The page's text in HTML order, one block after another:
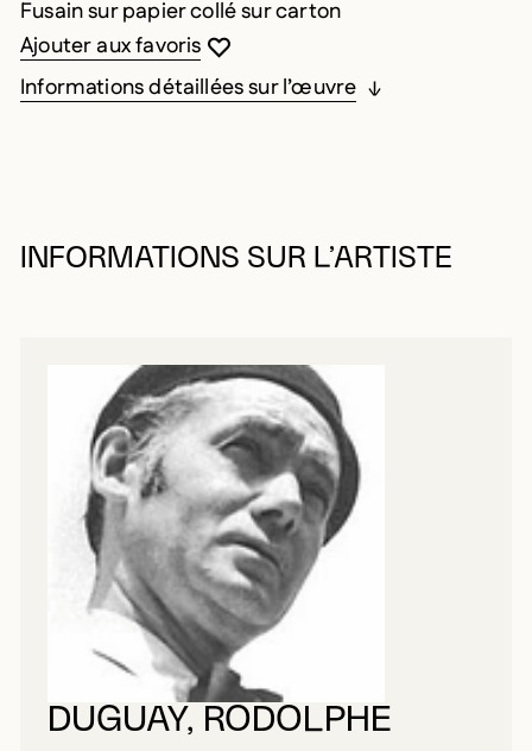
Fusain sur papier collé sur carton
Vous devez être connecté pour ajouter
Fermer la modale
Ouvrir la modale
Ajouter aux favoris
Informations détaillées sur l’œuvre
INFORMATIONS SUR L’ARTISTE
DUGUAY, RODOLPHE